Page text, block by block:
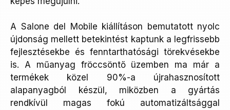
A Salone del Mobile kiállításon bemutatott nyolc
újdonság mellett betekintést kaptunk a legfrissebb
fejlesztésekbe és fenntarthatósági törekvésekbe
is. A műanyag fröccsöntő üzemben ma már a
termékek közel 90%-a újrahasznosított
alapanyagból készül, miközben a gyártás
rendkívül magas fokú automatizáltsággal